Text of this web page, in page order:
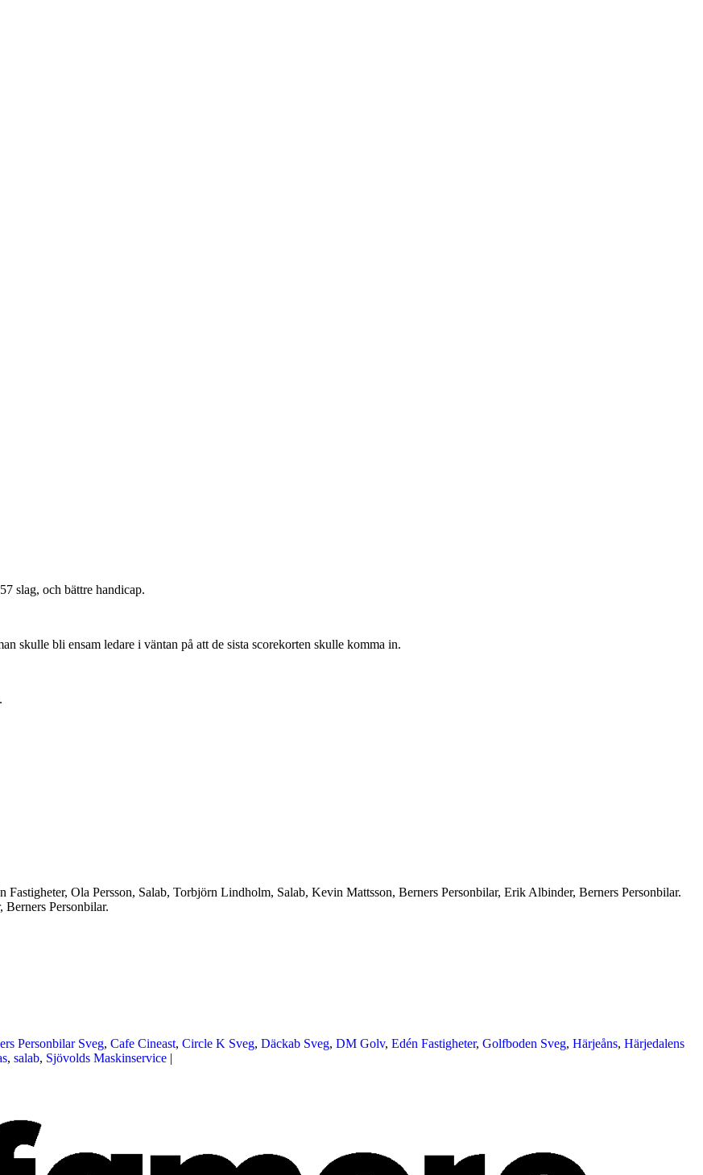
slag, och bättre handicap.
skulle bli ensam ledare i väntan på att de sista scorekorten skulle komma in.
Fastigheter, Ola Persson, Salab, Torbjörn Lindholm, Salab, Kevin Mattsson, Berners Personbilar, Erik Albinder, Berners Personbilar.
Berners Personbilar.
Personbilar Sveg, Cafe Cineast, Circle K Sveg, Däckab Sveg, DM Golv, Edén Fastigheter, Golfboden Sveg, Härjeåns, Härjedalens
, salab, Sjövolds Maskinservice